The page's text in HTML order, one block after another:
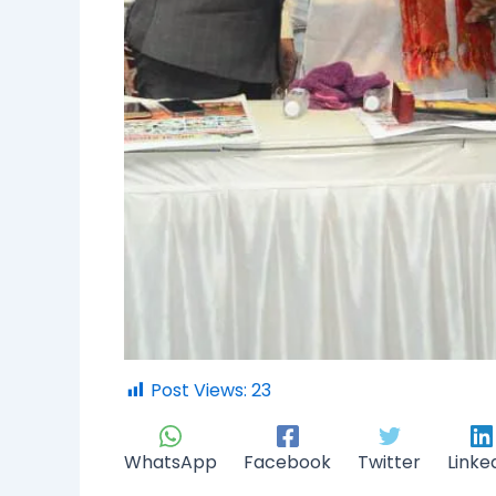
Post Views: 23
WhatsApp Facebook Twitter